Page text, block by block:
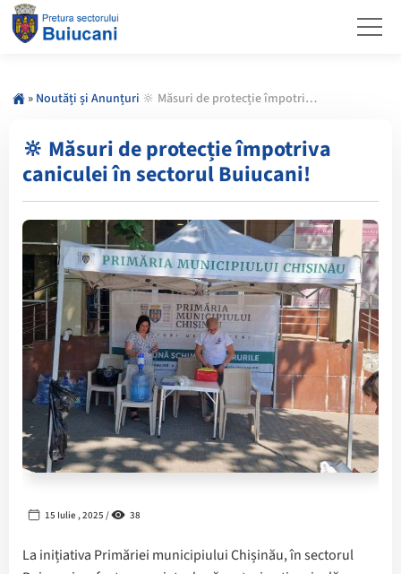
» Noutăți și Anunțuri 🔆 Măsuri de protecție împotriva caniculei în sectorul Buiucani!
🔆 Măsuri de protecție împotriva
caniculei în sectorul Buiucani!
15 Iulie , 2025 / 38
La inițiativa Primăriei municipiului Chișinău, în sectorul